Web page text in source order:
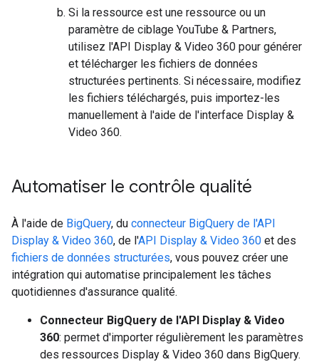
Si la ressource est une ressource ou un
paramètre de ciblage YouTube & Partners,
utilisez l'API Display & Video 360 pour générer
et télécharger les fichiers de données
structurées pertinents. Si nécessaire, modifiez
les fichiers téléchargés, puis importez-les
manuellement à l'aide de l'interface Display &
Video 360.
Automatiser le contrôle qualité
À l'aide de BigQuery, du connecteur BigQuery de l'API
Display & Video 360, de l'API Display & Video 360 et des
fichiers de données structurées, vous pouvez créer une
intégration qui automatise principalement les tâches
quotidiennes d'assurance qualité.
Connecteur BigQuery de l'API Display & Video
360: permet d'importer régulièrement les paramètres
des ressources Display & Video 360 dans BigQuery.